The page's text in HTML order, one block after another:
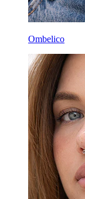
Ombelico